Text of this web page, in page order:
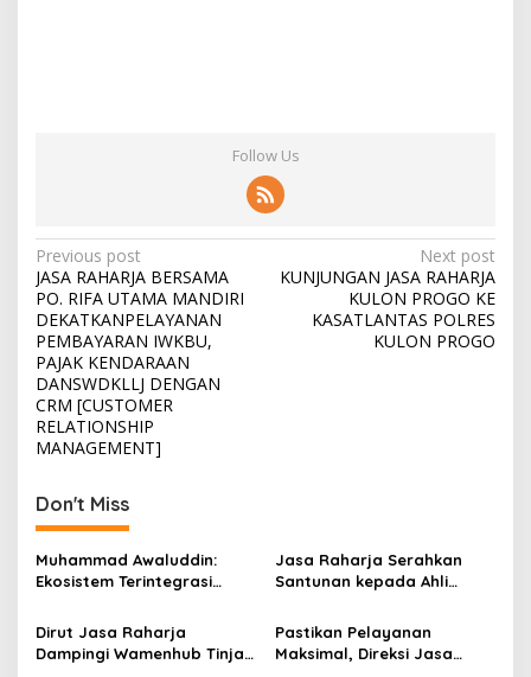
Follow Us
Post
navigation
Previous post
JASA RAHARJA BERSAMA
PO. RIFA UTAMA MANDIRI
DEKATKANPELAYANAN
PEMBAYARAN IWKBU,
PAJAK KENDARAAN
DANSWDKLLJ DENGAN
CRM [CUSTOMER
RELATIONSHIP
MANAGEMENT]
Next post
KUNJUNGAN JASA RAHARJA
KULON PROGO KE
KASATLANTAS POLRES
KULON PROGO
Don't Miss
Muhammad Awaluddin:
Ekosistem Terintegrasi
Hadirkan Pelayanan
Maksimal Kepada
masyarakat
Jasa Raharja Serahkan
Santunan kepada Ahli
KM Mutiara Sentosa II
Dirut Jasa Raharja
Dampingi Wamenhub Tinjau
Pastikan Pelayanan
Maksimal, Direksi Jasa